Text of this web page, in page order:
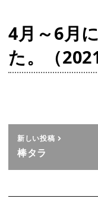
4月～6月
た。（
新しい投稿
棒タラ